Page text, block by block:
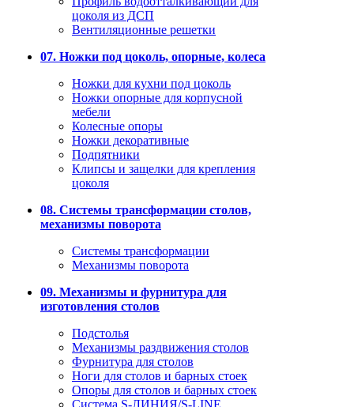
цоколя из ДСП
Вентиляционные решетки
07. Ножки под цоколь, опорные, колеса
Ножки для кухни под цоколь
Ножки опорные для корпусной
мебели
Колесные опоры
Ножки декоративные
Подпятники
Клипсы и защелки для крепления
цоколя
08. Системы трансформации столов,
механизмы поворота
Системы трансформации
Механизмы поворота
09. Механизмы и фурнитура для
изготовления столов
Подстолья
Механизмы раздвижения столов
Фурнитура для столов
Ноги для столов и барных стоек
Опоры для столов и барных стоек
Система S-ЛИНИЯ/S-LINE